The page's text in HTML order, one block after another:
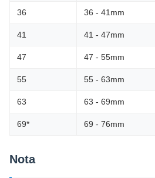
36 36 - 41mm
41 41 - 47mm
47 47 - 55mm
55 55 - 63mm
63 63 - 69mm
69* 69 - 76mm
Nota